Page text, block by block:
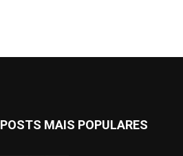
POSTS MAIS POPULARES